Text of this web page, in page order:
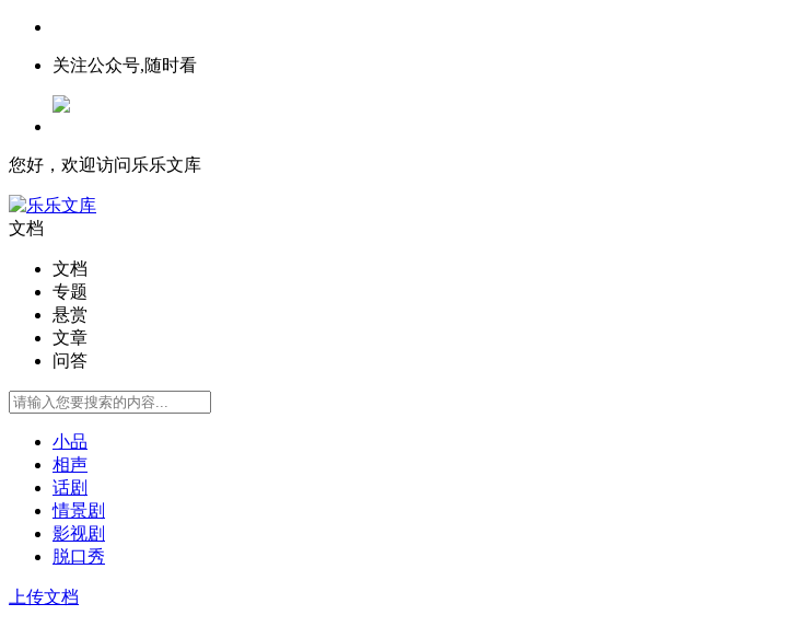
关注公众号,随时看
您好，欢迎访问乐乐文库
文档
文档
专题
悬赏
文章
问答
小品
相声
话剧
情景剧
影视剧
脱口秀
上传文档